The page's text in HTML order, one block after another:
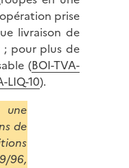
prise
livraison de
; pour plus de
(BOI-TVA-
LIQ-10).
une
de
96,